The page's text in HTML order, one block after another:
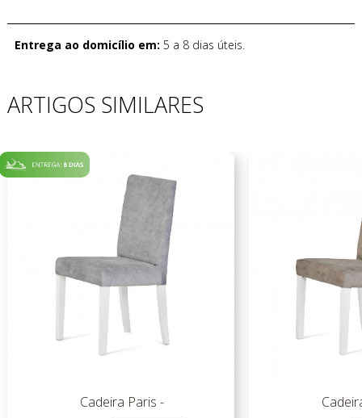
Entrega ao domicílio em: 5 a 8 dias úteis.
ARTIGOS SIMILARES
Cadeira Paris -